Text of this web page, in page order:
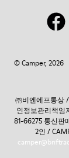
© Camper, 2026
㈜비엔에프통상
인정보관리책임
81-66275 통신판
2인 /